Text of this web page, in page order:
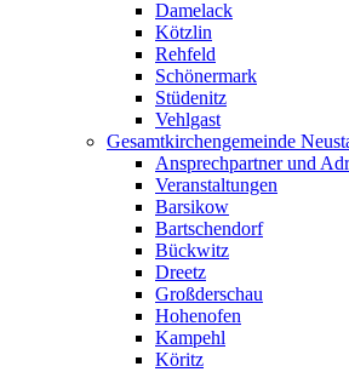
Damelack
Kötzlin
Rehfeld
Schönermark
Stüdenitz
Vehlgast
Gesamtkirchengemeinde
Ansprechpartner und
Veranstaltungen
Barsikow
Bartschendorf
Bückwitz
Dreetz
Großderschau
Hohenofen
Kampehl
Köritz